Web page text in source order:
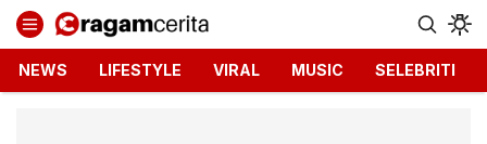
Ragamcerita.com
Informasi Terbaru dan Terkini
NEWS LIFESTYLE VIRAL MUSIC SELEBRITI